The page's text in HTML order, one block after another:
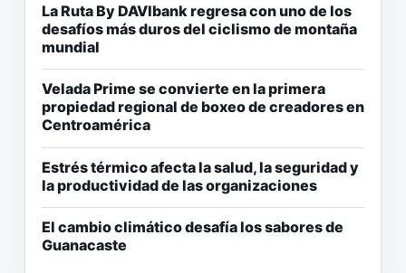
La Ruta By DAVIbank regresa con uno de los
desafíos más duros del ciclismo de montaña
mundial
Velada Prime se convierte en la primera
propiedad regional de boxeo de creadores en
Centroamérica
Estrés térmico afecta la salud, la seguridad y
la productividad de las organizaciones
El cambio climático desafía los sabores de
Guanacaste